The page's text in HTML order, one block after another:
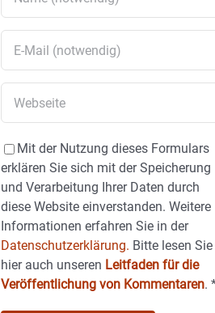
Mit der Nutzung dieses Formulars
erklären Sie sich mit der Speicherung
und Verarbeitung Ihrer Daten durch
diese Website einverstanden. Weitere
Informationen erfahren Sie in der
Datenschutzerklärung. Bitte lesen Sie
hier auch unseren Leitfaden für die
Veröffentlichung von Kommentaren.